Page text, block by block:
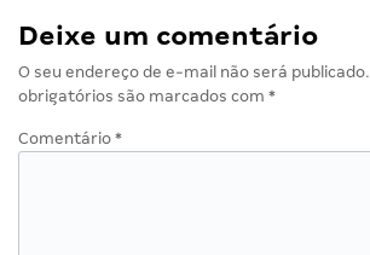
Deixe um comentário
O seu endereço de e-mail não será publicado.
obrigatórios são marcados com *
Comentário *